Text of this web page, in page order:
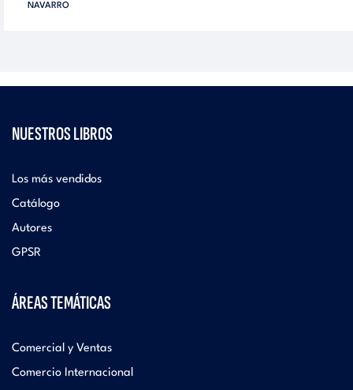
NAVARRO
NUESTROS LIBROS
Los más vendidos
Catálogo
Autores
GPSR
ÁREAS TEMÁTICAS
Comercial y Ventas
Comercio Internacional